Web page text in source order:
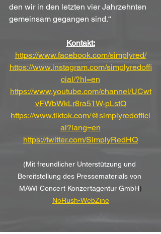
den wir in den letzten vier Jahrzehnten
gemeinsam gegangen sind.“
Kontakt:
https://www.facebook.com/simplyred/
https://www.instagram.com/simplyredoffi
cial/?hl=en
https://www.youtube.com/channel/UCwt
vFWbWkLr8ra51W-pLstQ
https://www.tiktok.com/@simplyredoffici
al?lang=en
https://twitter.com/SimplyRedHQ
(Mit freundlicher Unterstützung und
Bereitstellung des Pressematerials von
MAWI Concert Konzertagentur GmbH)
NoRush-WebZine